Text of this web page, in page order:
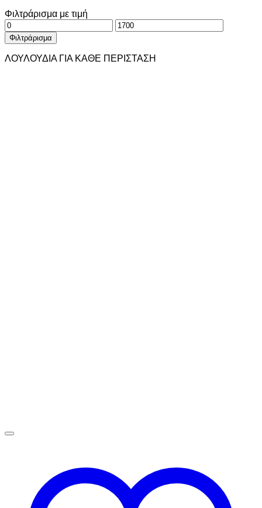
Φιλτράρισμα με τιμή
Ελάχιστη
τιμή
Μέγιστη
τιμή
Φιλτράρισμα
ΛΟΥΛΟΥΔΙΑ ΓΙΑ ΚΑΘΕ ΠΕΡΙΣΤΑΣΗ